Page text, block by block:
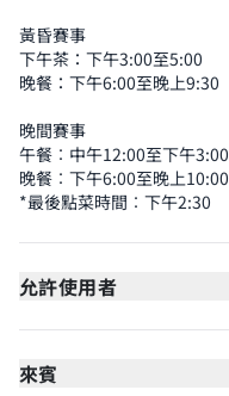
黃昏賽事
下午茶：下午3:00至5:00
晚餐：下午6:00至晚上9:30
晚間賽事
午餐︰中午12:00至下午3:00
晚餐︰ 下午6:00至晚上10:00
*最後點菜時間︰下午2:30
允許使用者
來賓